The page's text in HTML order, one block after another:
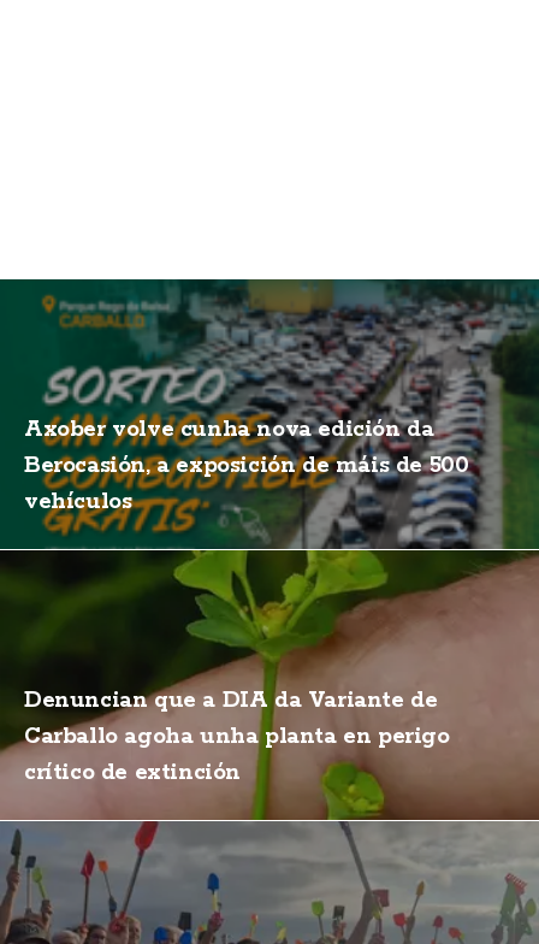
Axober volve cunha nova edición da
Berocasión, a exposición de máis de 500
vehículos
Denuncian que a DIA da Variante de
Carballo agoha unha planta en perigo
crítico de extinción